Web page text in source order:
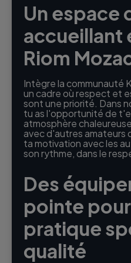
Un espace
accueillant
Riom
Intègre la communauté
un cadre où respect et
sont une priorité. Dans
tu as l'opportunité de
atmosphère
avec d'autres
ta motivation avec les
son rythme, dans le
Des
pointe
pratique
qualité